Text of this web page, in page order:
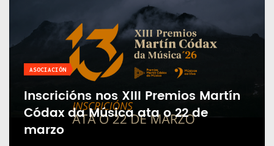
ASOCIACIÓN
Inscricións nos XIII Premios Martín
Códax da Música ata o 22 de
marzo